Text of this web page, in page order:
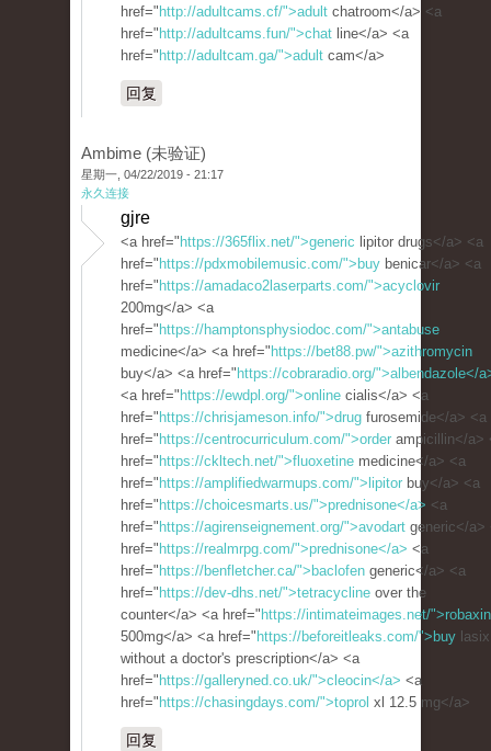
href=" http://adultcams.cf/">adult chatroom</a> <a
href=" http://adultcams.fun/">chat line</a> <a
href=" http://adultcam.ga/">adult cam</a>
回复
Ambime (未验证)
星期一, 04/22/2019 - 21:17
永久连接
gjre
<a href=" https://365flix.net/">generic lipitor drugs</a> <a
href=" https://pdxmobilemusic.com/">buy benicar</a> <a
href=" https://amadaco2laserparts.com/">acyclovir
200mg</a> <a
href=" https://hamptonsphysiodoc.com/">antabuse
medicine</a> <a href=" https://bet88.pw/">azithromycin
buy</a> <a href=" https://cobraradio.org/">albendazole</
<a href=" https://ewdpl.org/">online cialis</a> <a
href=" https://chrisjameson.info/">drug furosemide</a> <a
href=" https://centrocurriculum.com/">order ampicillin</a>
href=" https://ckltech.net/">fluoxetine medicine</a> <a
href=" https://amplifiedwarmups.com/">lipitor buy</a> <a
href=" https://choicesmarts.us/">prednisone</a> <a
href=" https://agirenseignement.org/">avodart generic</a>
href=" https://realmrpg.com/">prednisone</a> <a
href=" https://benfletcher.ca/">baclofen generic</a> <a
href=" https://dev-dhs.net/">tetracycline over the
counter</a> <a href=" https://intimateimages.net/">robaxin
500mg</a> <a href=" https://beforeitleaks.com/">buy lasix
without a doctor's prescription</a> <a
href=" https://galleryned.co.uk/">cleocin</a> <a
href=" https://chasingdays.com/">toprol xl 12.5 mg</a>
回复